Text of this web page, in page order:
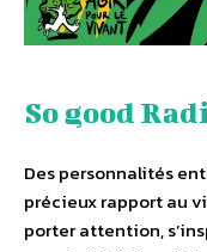
So good
Des personnalités
précieux rapport au
porter attention,